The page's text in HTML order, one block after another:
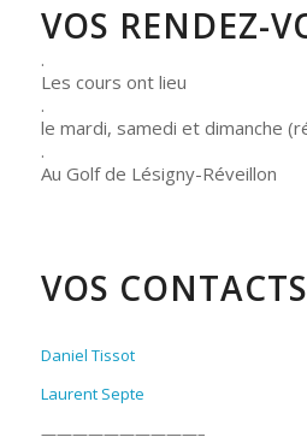
VOS RENDEZ-
.
Les cours ont lieu
.
le mardi, samedi et dimanche
.
Au Golf de Lésigny-Réveillon
VOS CONTACTS
Daniel Tissot
Laurent Septe
——————————–